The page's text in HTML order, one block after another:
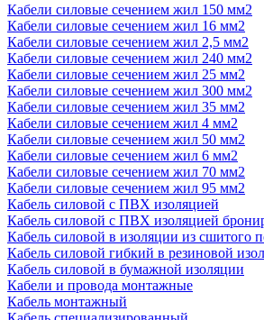
Кабели силовые сечением жил 150 мм2
Кабели силовые сечением жил 16 мм2
Кабели силовые сечением жил 2,5 мм2
Кабели силовые сечением жил 240 мм2
Кабели силовые сечением жил 25 мм2
Кабели силовые сечением жил 300 мм2
Кабели силовые сечением жил 35 мм2
Кабели силовые сечением жил 4 мм2
Кабели силовые сечением жил 50 мм2
Кабели силовые сечением жил 6 мм2
Кабели силовые сечением жил 70 мм2
Кабели силовые сечением жил 95 мм2
Кабель силовой с ПВХ изоляцией
Кабель силовой с ПВХ изоляцией
Кабель силовой в изоляции из сшитого
Кабель силовой гибкий в резиновой
Кабель силовой в бумажной изоляции
Кабели и провода монтажные
Кабель монтажный